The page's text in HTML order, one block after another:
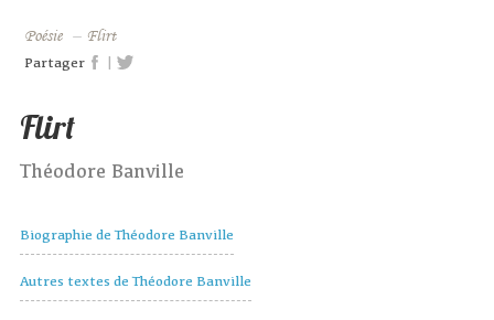
Poésie – Flirt
Partager |
Flirt
Théodore Banville
Biographie de Théodore Banville
Autres textes de Théodore Banville